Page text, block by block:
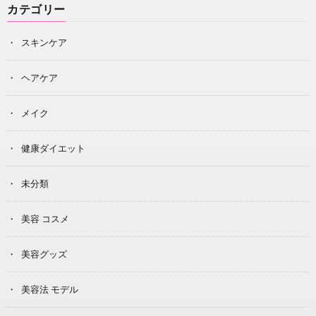
カテゴリー
スキンケア
ヘアケア
メイク
健康ダイエット
未分類
美容 コスメ
美容グッズ
美容法 モデル